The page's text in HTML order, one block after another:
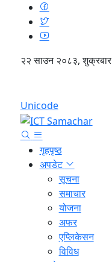
२२ साउन २०८३, शुक्रबार
Unicode
गृहपृष्ठ
अपडेट
सूचना
समाचार
योजना
अफर
एप्लिकेसन
विविध